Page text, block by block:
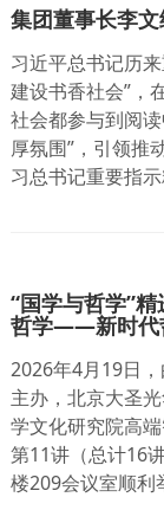
集团董事长李
习近平总书记历
建设书香社会”，
社会都参与到阅
厚氛围”，引领推
习总书记重要指
“国学与哲学”
哲学——新时代
2026年4月19日
主办，北京大圣
学文化研究院高
第11讲（总计16
楼209会议室顺利